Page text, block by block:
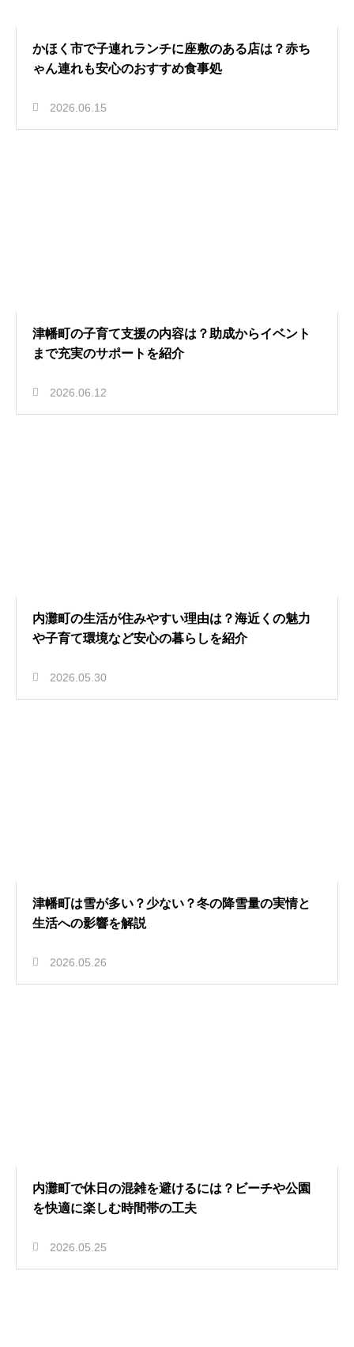
かほく市で子連れランチに座敷のある店は？赤ち
ゃん連れも安心のおすすめ食事処
2026.06.15
津幡町の子育て支援の内容は？助成からイベント
まで充実のサポートを紹介
2026.06.12
内灘町の生活が住みやすい理由は？海近くの魅力
や子育て環境など安心の暮らしを紹介
2026.05.30
津幡町は雪が多い？少ない？冬の降雪量の実情と
生活への影響を解説
2026.05.26
内灘町で休日の混雑を避けるには？ビーチや公園
を快適に楽しむ時間帯の工夫
2026.05.25